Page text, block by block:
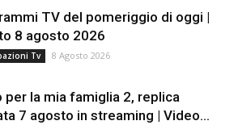
TV del pomeriggio di oggi |
8 agosto 2026
Tv 8 Agosto 2026
per la mia famiglia 2, replica
7 agosto in streaming | Video...